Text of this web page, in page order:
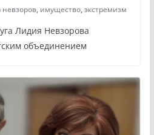
невзоров, имущество, экстремизм
Лидия Невзорова
объединением